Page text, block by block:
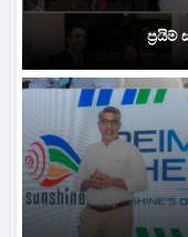
ප්‍රයිම්